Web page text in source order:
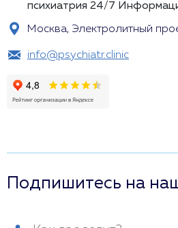
психиатрия 24/7
Москва, Электролитный
info@psychiatr.clinic
Подпишитесь на